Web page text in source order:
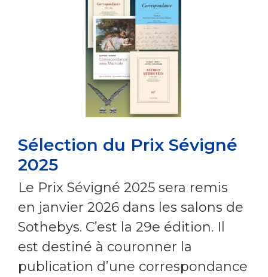
Sélection du Prix Sévigné
2025
Le Prix Sévigné 2025 sera remis
en janvier 2026 dans les salons de
Sothebys. C’est la 29e édition. Il
est destiné à couronner la
publication d’une correspondance